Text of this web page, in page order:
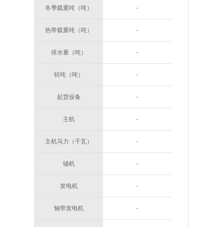
冬季载重吨（吨） -
热带载重吨（吨） -
排水量（吨） -
轻吨（吨） -
起货设备 -
主机 -
主机马力（千瓦） -
辅机 -
发电机 -
轴带发电机 -